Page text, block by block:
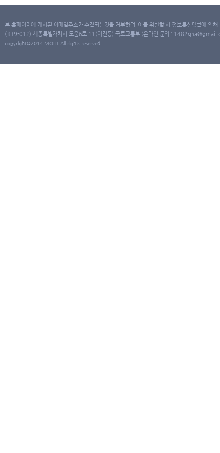
본 홈페이지에 게시된 이메일주소가 수집되는것을 거부하며, 이를 위반할 시 정보통신망법에 의
(339-012) 세종특별자치시 도움6로 11(어진동) 국토교통부 (온라인 문의 :
copyright@2014 MOLIT All rights reserved.